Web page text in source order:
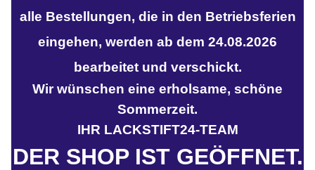
alle Bestellungen, die in den Betriebsferien
eingehen, werden ab dem 24.08.2026
bearbeitet und verschickt.
Wir wünschen eine erholsame, schöne
Sommerzeit.
IHR LACKSTIFT24-TEAM
DER SHOP IST GEÖFFNET.